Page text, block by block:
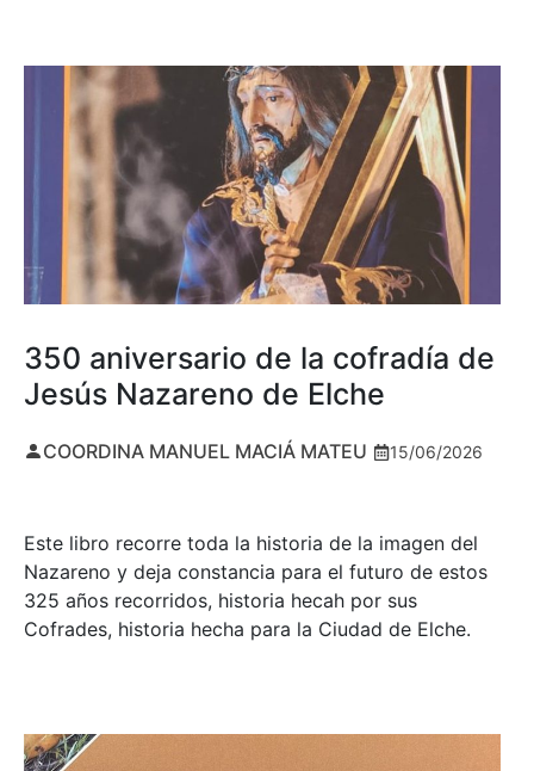
350 aniversario de la cofradía de
Jesús Nazareno de Elche
COORDINA MANUEL MACIÁ MATEU 15/06/2026
Este libro recorre toda la historia de la imagen del
Nazareno y deja constancia para el futuro de estos
325 años recorridos, historia hecah por sus
Cofrades, historia hecha para la Ciudad de Elche.